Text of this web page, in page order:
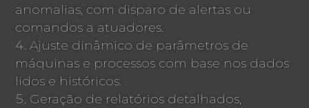
anomalias, com disparo de alertas ou
comandos a atuadores.
Ajuste dinâmico de parâmetros de
máquinas e processos com base nos dados
lidos e históricos.
Geração de relatórios detalhados,